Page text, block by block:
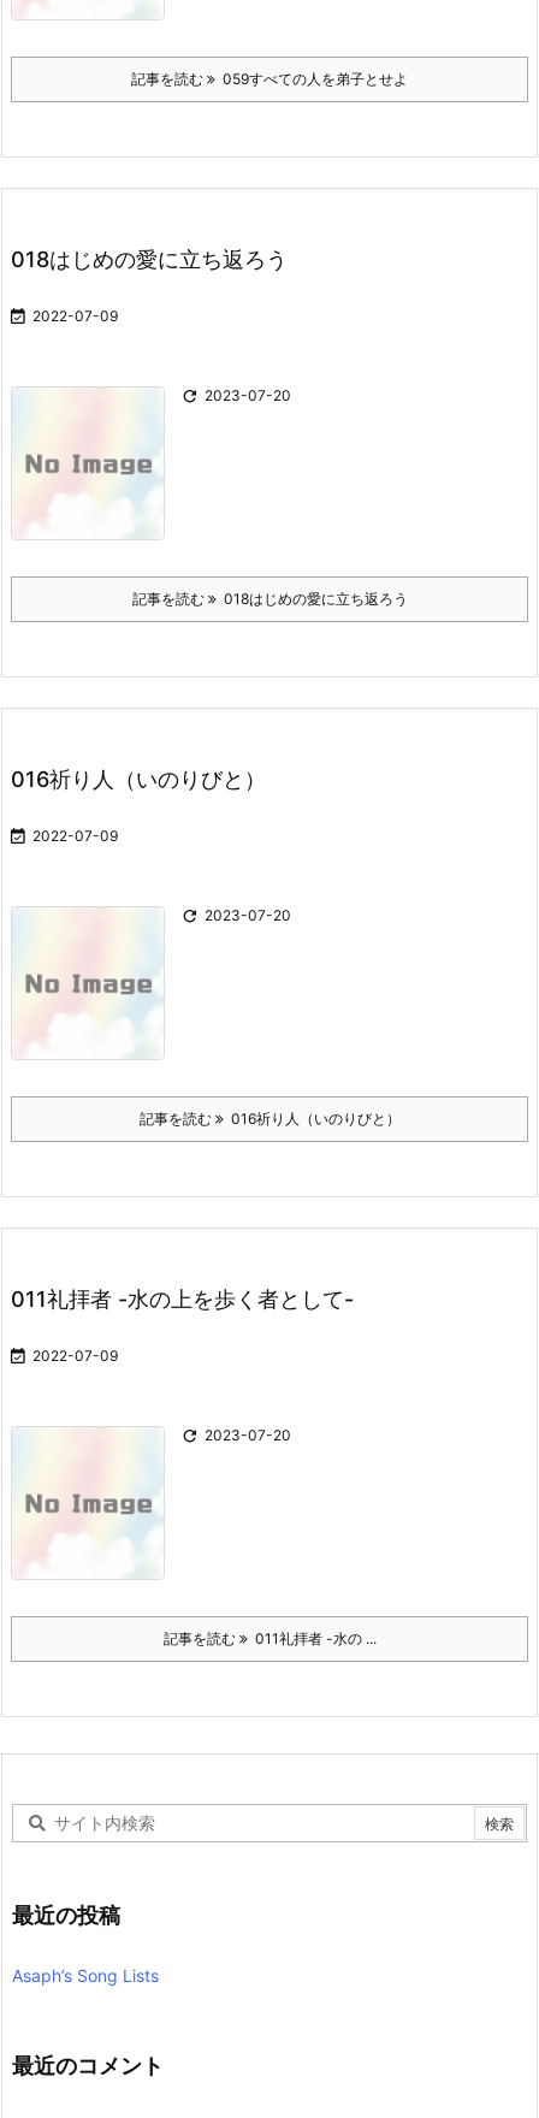
記事を読む 059すべての人を弟子とせよ
018はじめの愛に立ち返ろう
 2022-07-09
 2023-07-20
記事を読む 018はじめの愛に立ち返ろう
016祈り人（いのりびと）
 2022-07-09
 2023-07-20
記事を読む 016祈り人（いのりびと）
011礼拝者 -水の上を歩く者として-
 2022-07-09
 2023-07-20
記事を読む 011礼拝者 -水の ...
最近の投稿
Asaph’s Song Lists
最近のコメント